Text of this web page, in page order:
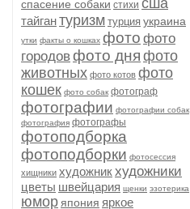
спасение собаки стихи сша
тайгантуризм турция украина
утки факты о кошках фото фото
городовфото дня фото
животных фото котов фото
кошек фото собак фотограф
фотографии фотографии собак
фотография фотографы
фотоподборка
фотоподборки фотосессия
хищники художникхудожники
цветы швейцария щенки эзотерика
юмор япония яркое